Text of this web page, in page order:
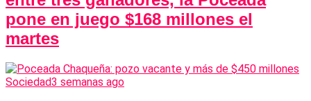
pone en juego $168 millones el
martes
Sociedad3 semanas ago